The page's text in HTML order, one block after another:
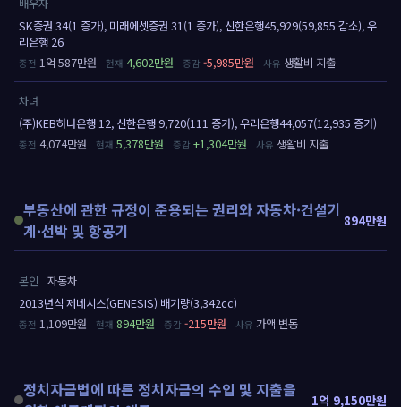
배우자
SK증권 34(1 증가), 미래에셋증권 31(1 증가), 신한은행45,929(59,855 감소), 우
리은행 26
1억 587만원
4,602만원 -5,985만원 생활비 지출
차녀
(주)KEB하나은행 12, 신한은행 9,720(111 증가), 우리은행44,057(12,935 증가)
4,074만원
5,378만원 +1,304만원 생활비 지출
부동산에 관한 규정이 준용되는 권리와 자동차·건설기
계·선박 및 항공기
894만원
본인
자동차
2013년식 제네시스(GENESIS) 배기량(3,342cc)
1,109만원
894만원 -215만원 가액 변동
정치자금법에 따른 정치자금의 수입 및 지출을
1억 9,150만원